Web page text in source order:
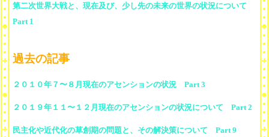
第二次世界大戦と、現在及び、少し先の未来の世界の状況について
Part 1
過去の記事
２０１０年７〜８月現在のアセンションの状況 Part 3
２０１９年１１〜１２月現在のアセンションの状況について Part 2
民主化や近代化の草創期の問題と、その解決策について Part 9